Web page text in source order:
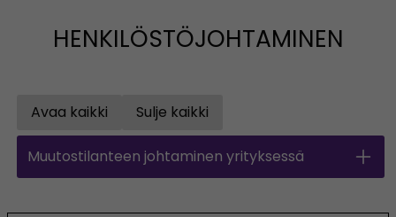
HENKILÖSTÖJOHTAMINEN
Avaa kaikki
Open all accordions
Sulje kaikki
Muutostilanteen johtaminen yrityksessä